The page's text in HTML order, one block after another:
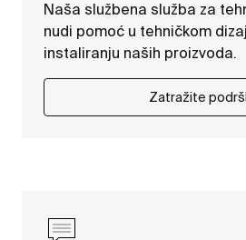
Naša službena služba za
nudi pomoć u tehničkom
instaliranju naših proizvoda.
Zatražite